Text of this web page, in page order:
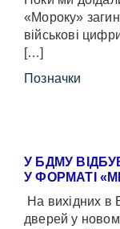
«Мороку»
військові
[…]
Позначки
У БДМУ
У ФОРМАТІ
На вихідних
дверей у